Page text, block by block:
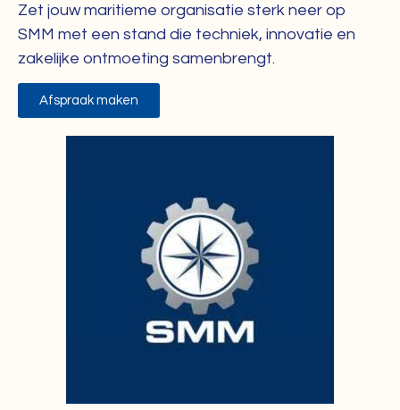
Zet jouw maritieme organisatie sterk neer op
SMM met een stand die techniek, innovatie en
zakelijke ontmoeting samenbrengt.
Afspraak maken